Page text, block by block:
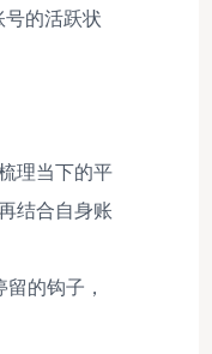
的活跃状
理当下的平
结合自身账
的钩子，